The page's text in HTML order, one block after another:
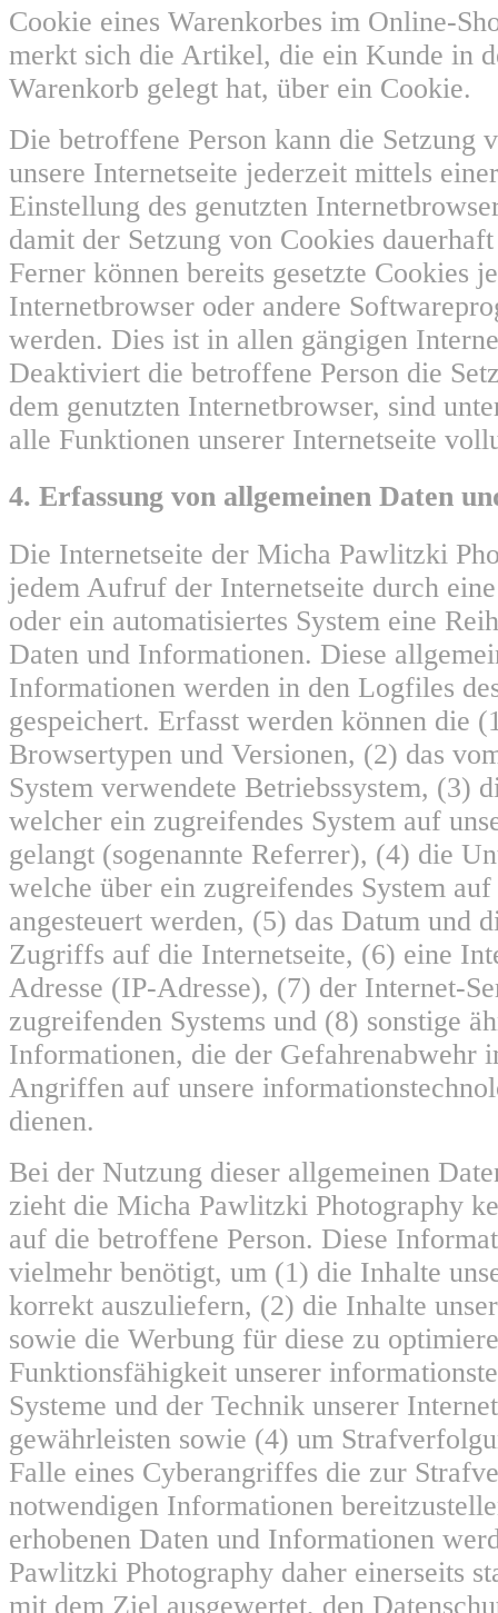
Cookie eines Warenkorbes im Online-
merkt sich die Artikel, die ein Kunde in
Warenkorb gelegt hat, über ein Cookie.
Die betroffene Person kann die Setzung
unsere Internetseite jederzeit mittels
Einstellung des genutzten
damit der Setzung von Cookies
Ferner können bereits gesetzte Cookies
Internetbrowser oder andere
werden. Dies ist in allen gängigen
Deaktiviert die betroffene Person die
dem genutzten Internetbrowser, sind
alle Funktionen unserer Internetseite
4. Erfassung von allgemeinen Daten
Die Internetseite der Micha Pawlitzki
jedem Aufruf der Internetseite durch
oder ein automatisiertes System eine
Daten und Informationen. Diese
Informationen werden in den Logfiles
gespeichert. Erfasst werden können die
Browsertypen und Versionen, (2) das
System verwendete Betriebssystem, (3)
welcher ein zugreifendes System auf
gelangt (sogenannte Referrer), (4) die
welche über ein zugreifendes System
angesteuert werden, (5) das Datum und
Zugriffs auf die Internetseite, (6) eine
Adresse (IP-Adresse), (7) der Internet-
zugreifenden Systems und (8) sonstige
Informationen, die der Gefahrenabwehr
Angriffen auf unsere
dienen.
Bei der Nutzung dieser allgemeinen
zieht die Micha Pawlitzki Photography
auf die betroffene Person. Diese
vielmehr benötigt, um (1) die Inhalte
korrekt auszuliefern, (2) die Inhalte
sowie die Werbung für diese zu
Funktionsfähigkeit unserer
Systeme und der Technik unserer
gewährleisten sowie (4) um
Falle eines Cyberangriffes die zur
notwendigen Informationen
erhobenen Daten und Informationen
Pawlitzki Photography daher einerseits
mit dem Ziel ausgewertet, den